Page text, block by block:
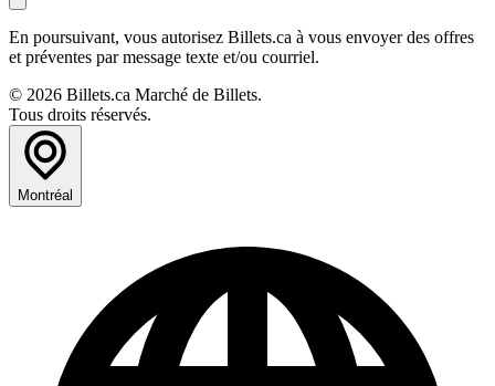
En poursuivant, vous autorisez Billets.ca à vous envoyer des offres
et préventes par message texte et/ou courriel.
© 2026 Billets.ca Marché de Billets.
Tous droits réservés.
Montréal